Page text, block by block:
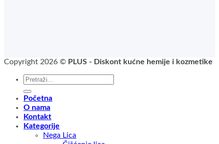
Copyright 2026 © PLUS - Diskont kućne hemije i kozmetike
Pretraga
Početna
O nama
Kontakt
Kategorije
Nega Lica